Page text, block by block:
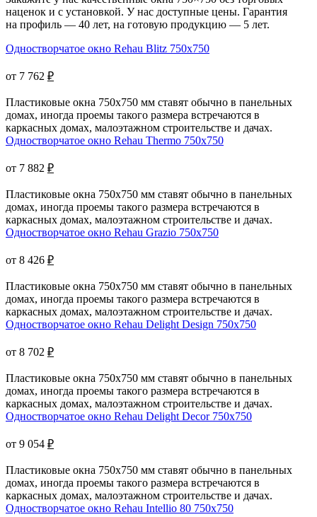
наценок и с установкой. У нас доступные цены. Гарантия
на профиль — 40 лет, на готовую продукцию — 5 лет.
Одностворчатое окно Rehau Blitz 750x750
от 7 762 ₽
Пластиковые окна 750х750 мм ставят обычно в панельных
домах, иногда проемы такого размера встречаются в
каркасных домах, малоэтажном строительстве и дачах.
Одностворчатое окно Rehau Thermo 750x750
от 7 882 ₽
Пластиковые окна 750x750 мм ставят обычно в панельных
домах, иногда проемы такого размера встречаются в
каркасных домах, малоэтажном строительстве и дачах.
Одностворчатое окно Rehau Grazio 750x750
от 8 426 ₽
Пластиковые окна 750x750 мм ставят обычно в панельных
домах, иногда проемы такого размера встречаются в
каркасных домах, малоэтажном строительстве и дачах.
Одностворчатое окно Rehau Delight Design 750x750
от 8 702 ₽
Пластиковые окна 750x750 мм ставят обычно в панельных
домах, иногда проемы такого размера встречаются в
каркасных домах, малоэтажном строительстве и дачах.
Одностворчатое окно Rehau Delight Decor 750x750
от 9 054 ₽
Пластиковые окна 750x750 мм ставят обычно в панельных
домах, иногда проемы такого размера встречаются в
каркасных домах, малоэтажном строительстве и дачах.
Одностворчатое окно Rehau Intellio 80 750x750